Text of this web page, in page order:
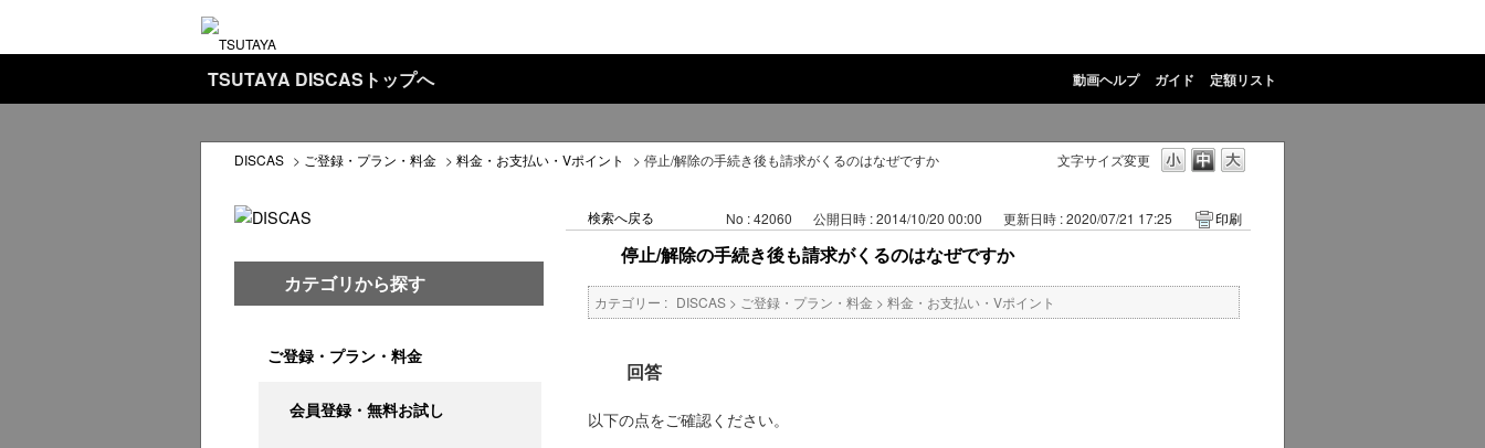
TSUTAYA DISCASトップへ 動画ヘルプ ガイド 定額リスト
文字サイズ変更
DISCAS > ご登録・プラン・料金 > 料金・お支払い・Vポイント > 停止/解除の手続き後も請求がくるのはなぜですか
カテゴリから探す
ご登録・プラン・料金
会員登録・無料お試し
検索へ戻る No : 42060 公開日時 : 2014/10/20 00:00 更新日時 : 2020/07/21 17:25 印刷
停止/解除の手続き後も請求がくるのはなぜですか
カテゴリー : DISCAS > ご登録・プラン・料金 > 料金・お支払い・Vポイント
回答
以下の点をご確認ください。